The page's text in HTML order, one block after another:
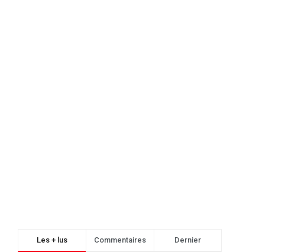
Les + lus Commentaires Dernier